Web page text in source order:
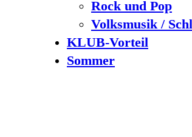
Rock und Pop
Volksmusik /
KLUB-Vorteil
Sommer